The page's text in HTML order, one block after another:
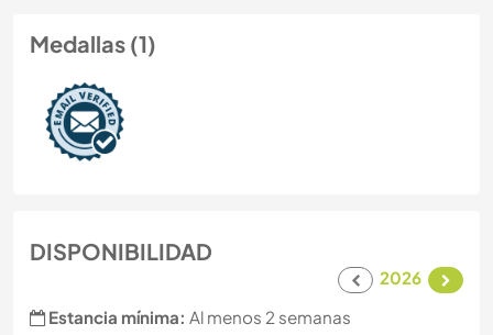
Medallas (1)
DISPONIBILIDAD
2026
Estancia mínima: Al menos 2 semanas